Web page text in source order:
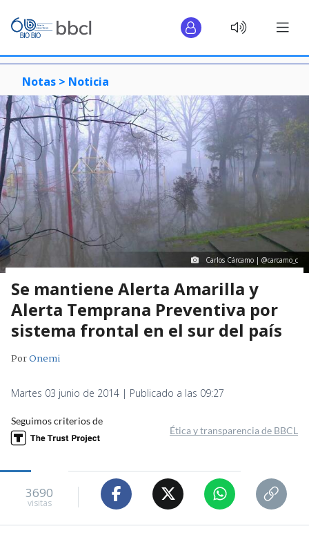
Notas > Noticia
Carlos Cárcamo | @carcamo_c
Se mantiene Alerta Amarilla y
Alerta Temprana Preventiva por
sistema frontal en el sur del país
PorOnemi
Martes 03 junio de 2014 | Publicado a las 09:27
Seguimos criterios de
Ética y transparencia de BBCL
3690
visitas